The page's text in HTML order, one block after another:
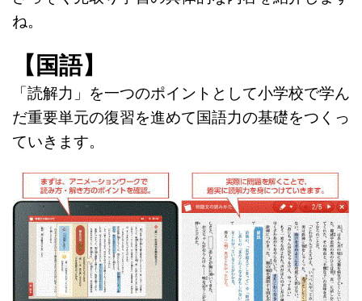
ね。
【国語】
「読解力」を一つのポイントとして小学校で学ん
だ重要単元の復習を進めて国語力の基礎をつくっ
ていきます。